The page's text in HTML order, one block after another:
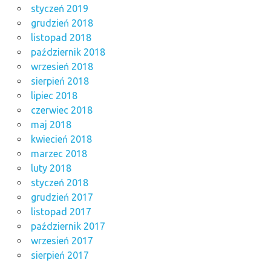
styczeń 2019
grudzień 2018
listopad 2018
październik 2018
wrzesień 2018
sierpień 2018
lipiec 2018
czerwiec 2018
maj 2018
kwiecień 2018
marzec 2018
luty 2018
styczeń 2018
grudzień 2017
listopad 2017
październik 2017
wrzesień 2017
sierpień 2017